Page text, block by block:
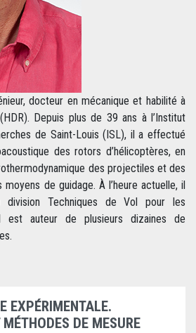
docteur en mécanique et habilité à
Depuis plus de 39 ans à l’Institut
de Saint-Louis (ISL), il a effectué
des rotors d’hélicoptères, en
des projectiles et des
de guidage. À l’heure actuelle, il
Techniques de Vol pour les
est auteur de plusieurs dizaines de
EXPÉRIMENTALE.
DE MESURE